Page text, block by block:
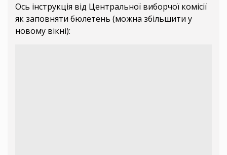
Ось інструкція від Центральної виборчої комісії
як заповняти бюлетень (можна збільшити у
новому вікні):